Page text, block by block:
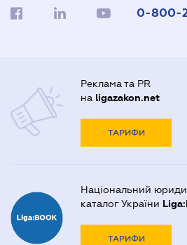
0-800-
Реклама та PR
на ligazakon.net
ТАРИФИ
Національний
каталог України
ТАРИФИ